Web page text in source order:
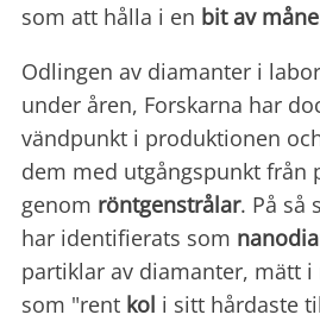
som att hålla i en bit av
Odlingen av diamanter i
under åren, Forskarna har
vändpunkt i produktionen
dem med utgångspunkt från
genom röntgenstrålar. På så
har identifierats som
partiklar av diamanter, mätt
som "rent kol i sitt hårdaste